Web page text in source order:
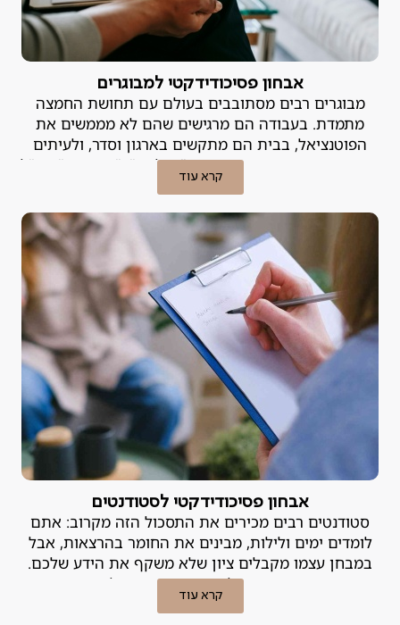
אבחון פסיכודידקטי למבוגרים
מבוגרים רבים מסתובבים בעולם עם תחושת החמצה
מתמדת. בעבודה הם מרגישים שהם לא מממשים את
הפוטנציאל, בבית הם מתקשים בארגון וסדר, ולעיתים
קרובות הם מתייגים את עצמם כ"עצלנים", "מפוזרים" או "לא
מספיק חכמים". האמת היא, שבמקרים רבים הקושי אינו נובע
אובחנה.
קרא עוד
אבחון פסיכודידקטי לסטודנטים
סטודנטים רבים מכירים את התסכול הזה מקרוב: אתם
לומדים ימים ולילות, מבינים את החומר בהרצאות, אבל
במבחן עצמו מקבלים ציון שלא משקף את הידע שלכם.
הפער הזה, בין האינטליגנציה וההשקעה לבין התוצאות
בשטח, הוא נורה אדומה. במקרים רבים, לא מדובר ב"חוסר
קרא עוד